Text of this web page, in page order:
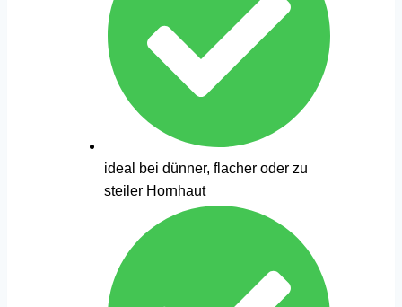
ideal bei dünner, flacher oder zu
steiler Hornhaut